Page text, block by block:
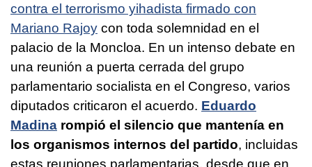
contra el terrorismo yihadista firmado con
Mariano Rajoy con toda solemnidad en el
palacio de la Moncloa. En un intenso debate en
una reunión a puerta cerrada del grupo
parlamentario socialista en el Congreso, varios
diputados criticaron el acuerdo. Eduardo
Madina rompió el silencio que mantenía en
los organismos internos del partido, incluidas
estas reuniones parlamentarias, desde que en